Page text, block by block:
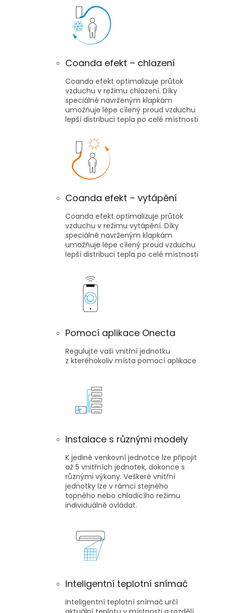
Coanda efekt – chlazení
Coanda efekt optimalizuje průtok
vzduchu v režimu chlazení. Díky
speciálně navrženým klapkám
umožňuje lépe cílený proud vzduchu
lepší distribuci tepla po celé místnosti
Coanda efekt – vytápění
Coanda efekt optimalizuje průtok
vzduchu v režimu vytápění. Díky
speciálně navrženým klapkám
umožňuje lépe cílený proud vzduchu
lepší distribuci tepla po celé místnosti
Pomocí aplikace Onecta
Regulujte vaši vnitřní jednotku
z kteréhokoliv místa pomocí aplikace
Instalace s různými modely
K jediné venkovní jednotce lze připojit
až 5 vnitřních jednotek, dokonce s
různými výkony. Veškeré vnitřní
jednotky lze v rámci stejného
topného nebo chladicího režimu
individuálně ovládat.
Inteligentní teplotní snímač
Inteligentní teplotní snímač určí